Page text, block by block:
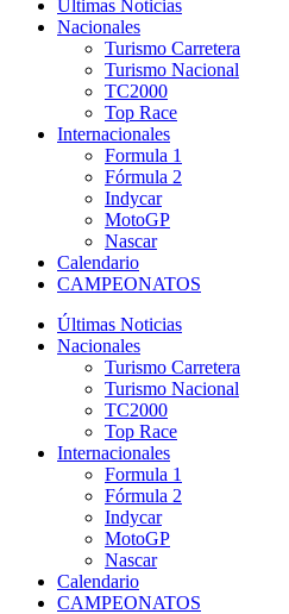
Últimas Noticias
Nacionales
Turismo Carretera
Turismo Nacional
TC2000
Top Race
Internacionales
Formula 1
Fórmula 2
Indycar
MotoGP
Nascar
Calendario
CAMPEONATOS
Últimas Noticias
Nacionales
Turismo Carretera
Turismo Nacional
TC2000
Top Race
Internacionales
Formula 1
Fórmula 2
Indycar
MotoGP
Nascar
Calendario
CAMPEONATOS